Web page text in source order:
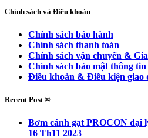
Chính sách và Điều khoản
Chính sách bảo hành
Chính sách thanh toán
Chính sách vận chuyển &
Chính sách bảo mật thông
Điều khoản & Điều kiện giao
Recent Post ®
Bơm cánh gạt PROCON đại
16 Th11 2023